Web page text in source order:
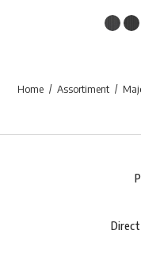
Waar ben je naar
Home Assortiment
Direct